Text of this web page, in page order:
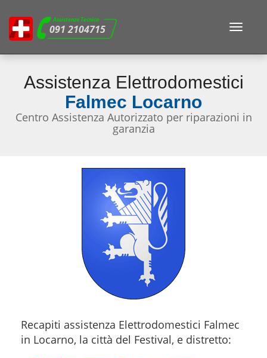
Assistenza Tecnica
091 2104715
Toggle
Assistenza Elettrodomestici
Falmec Locarno
Centro Assistenza Autorizzato per riparazioni in
garanzia
Recapiti assistenza Elettrodomestici Falmec
in Locarno, la città del Festival, e distretto: